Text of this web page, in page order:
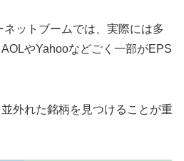
ットブームでは、実際には多
やYahooなどごく一部がEPS
外れた銘柄を見つけることが重